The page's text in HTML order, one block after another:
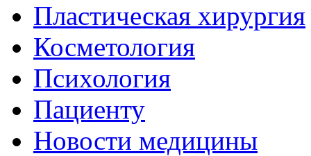
Пластическая хирургия
Косметология
Психология
Пациенту
Новости медицины